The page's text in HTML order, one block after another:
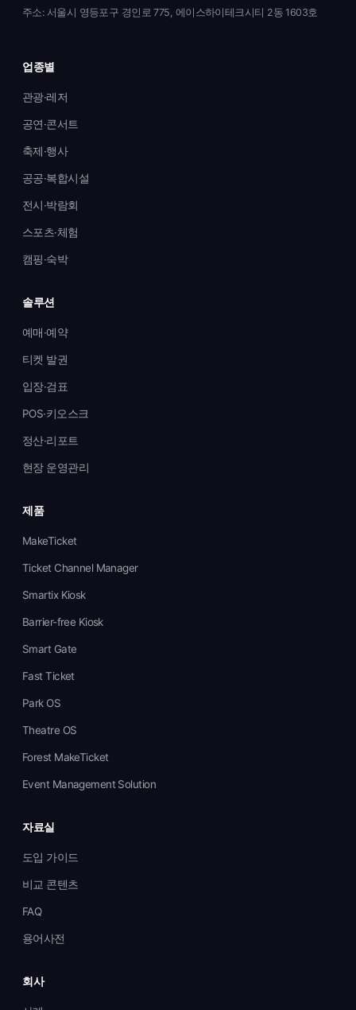
주소: 서울시 영등포구 경인로 775, 에이스하이테크시티 2동 1603호
업종별
관광·레저
공연·콘서트
축제·행사
공공·복합시설
전시·박람회
스포츠·체험
캠핑·숙박
솔루션
예매·예약
티켓 발권
입장·검표
POS·키오스크
정산·리포트
현장 운영관리
제품
MakeTicket
Ticket Channel Manager
Smartix Kiosk
Barrier-free Kiosk
Smart Gate
Fast Ticket
Park OS
Theatre OS
Forest MakeTicket
Event Management Solution
자료실
도입 가이드
비교 콘텐츠
FAQ
용어사전
회사